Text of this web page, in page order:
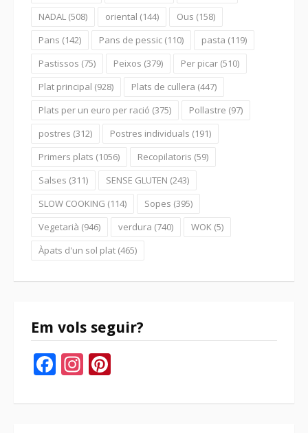
NADAL (508) oriental (144) Ous (158)
Pans (142) Pans de pessic (110) pasta (119)
Pastissos (75) Peixos (379) Per picar (510)
Plat principal (928) Plats de cullera (447)
Plats per un euro per ració (375) Pollastre (97)
postres (312) Postres individuals (191)
Primers plats (1056) Recopilatoris (59)
Salses (311) SENSE GLUTEN (243)
SLOW COOKING (114) Sopes (395)
Vegetarià (946) verdura (740) WOK (5)
Àpats d'un sol plat (465)
Em vols seguir?
Facebook
Instagram